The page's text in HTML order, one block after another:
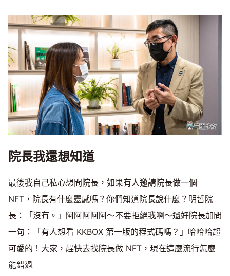
院長我還想知道
最後我自己私心想問院長，如果有人邀請院長做一個
NFT，院長有什麼靈感嗎？你們知道院長說什麼？明哲院
長：「沒有。」阿阿阿阿阿～不要拒絕我啊～還好院長加問
一句：「有人想看 KKBOX 第一版的程式碼嗎？」哈哈哈超
可愛的！大家，趕快去找院長做 NFT，現在這麼流行怎麼
能錯過